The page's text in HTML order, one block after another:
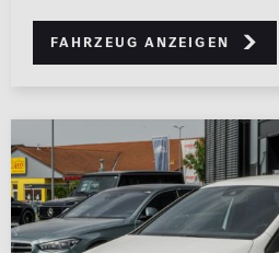
Fahrzeug anzeigen